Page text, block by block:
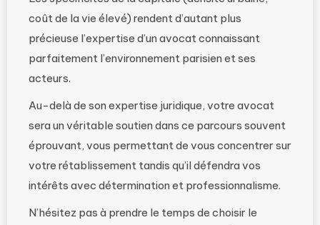
coût de la vie élevé) rendent d’autant plus
précieuse l’expertise d’un avocat connaissant
parfaitement l’environnement parisien et ses
acteurs.
Au-delà de son expertise juridique, votre avocat
sera un véritable soutien dans ce parcours souvent
éprouvant, vous permettant de vous concentrer sur
votre rétablissement tandis qu’il défendra vos
intérêts avec détermination et professionnalisme.
N’hésitez pas à prendre le temps de choisir le